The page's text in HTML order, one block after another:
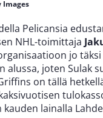
Images
Pelicansia
NHL-toimittaja
jo
alussa, joten Sulak
on tällä
kauden lainalla